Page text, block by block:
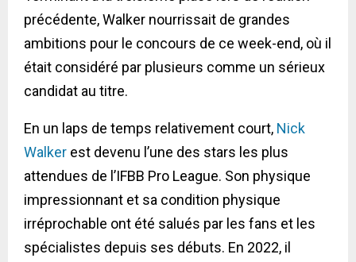
précédente, Walker nourrissait de grandes
ambitions pour le concours de ce week-end, où il
était considéré par plusieurs comme un sérieux
candidat au titre.
En un laps de temps relativement court, Nick
Walker est devenu l’une des stars les plus
attendues de l’IFBB Pro League. Son physique
impressionnant et sa condition physique
irréprochable ont été salués par les fans et les
spécialistes depuis ses débuts. En 2022, il